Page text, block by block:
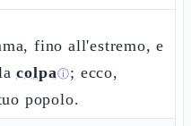
fino all'estremo, e
lacolpaⓘ; ecco,
popolo.